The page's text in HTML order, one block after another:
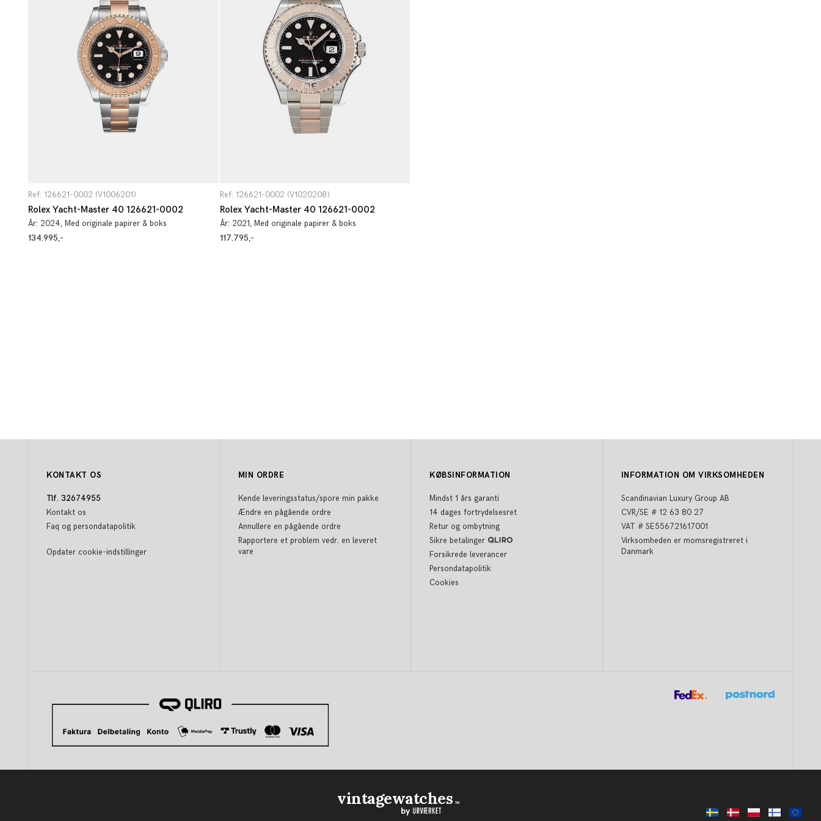
Ref: 126621-0002 (V1006201)
Rolex Yacht-Master 40 126621-0002
År: 2024, Med originale papirer & boks
134.995,-
Ref: 126621-0002 (V1020208)
Rolex Yacht-Master 40 126621-0002
År: 2021, Med originale papirer & boks
117.795,-
KONTAKT OS
Tlf. 32674955
Kontakt os
Faq og persondatapolitik
Opdater cookie-indstillinger
MIN ORDRE
Kende leveringsstatus/spore min pakke
Ændre en pågående ordre
Annullere en pågående ordre
Rapportere et problem vedr. en leveret
vare
KØBSINFORMATION
Mindst 1 års garanti
14 dages fortrydelsesret
Retur og ombytning
Sikre betalinger
Forsikrede leverancer
Persondatapolitik
Cookies
INFORMATION OM VIRKSOMHEDEN
Scandinavian Luxury Group AB
CVR/SE # 12 63 80 27
VAT # SE556721617001
Virksomheden er momsregistreret i
Danmark
vintagewatches TM
by